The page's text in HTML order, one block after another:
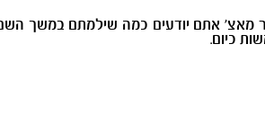
מאצ' אתם יודעים כמה שילמתם במשך
כיום.